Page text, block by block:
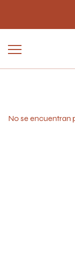
No se encuentran